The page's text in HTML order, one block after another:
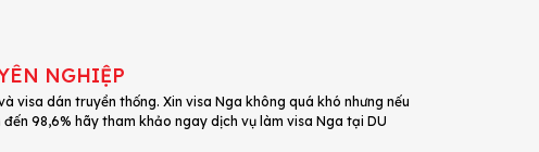
NGHIỆP
visa dán truyền thống. Xin visa Nga không quá khó nhưng nếu
98,6% hãy tham khảo ngay dịch vụ làm visa Nga tại DU